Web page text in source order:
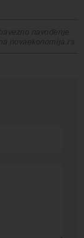
navođenje
novaekonomija.rs